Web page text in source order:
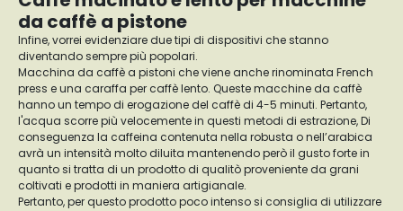
da caffè a pistone
Infine, vorrei evidenziare due tipi di dispositivi che stanno
diventando sempre più popolari.
Macchina da caffè a pistoni che viene anche rinominata French
press e una caraffa per caffè lento. Queste macchine da caffè
hanno un tempo di erogazione del caffè di 4-5 minuti. Pertanto,
l'acqua scorre più velocemente in questi metodi di estrazione, Di
conseguenza la caffeina contenuta nella robusta o nell’arabica
avrà un intensità molto diluita mantenendo però il gusto forte in
quanto si tratta di un prodotto di qualitò proveniente da grani
coltivati e prodotti in maniera artigianale.
Pertanto, per questo prodotto poco intenso si consiglia di utilizzare